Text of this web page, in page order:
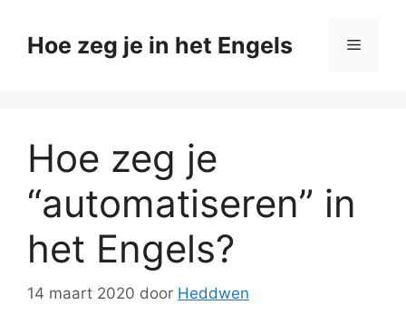
naarHoe zeg je in het Engels Menu
Hoe zeg je
“automatiseren” in
het Engels?
14 maart 2020 door Heddwen